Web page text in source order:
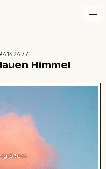
Himmel